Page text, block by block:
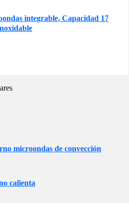
integrable, Capacidad 17
microondas de convección
calienta